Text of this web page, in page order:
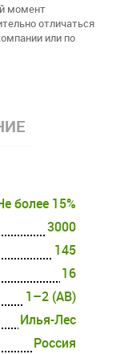
момент
отличаться
или по
более 15%
3000
145
16
1–2 (AB)
Илья-Лес
Россия